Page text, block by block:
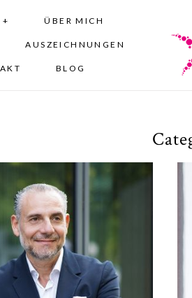
ÜBER MICH
AUSZEICHNUNGEN
BLOG
Fotos &
Fotos
–
Strigari